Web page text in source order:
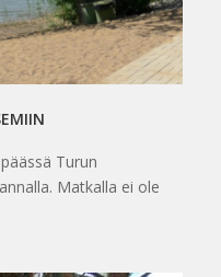
Turun
Matkalla ei ole